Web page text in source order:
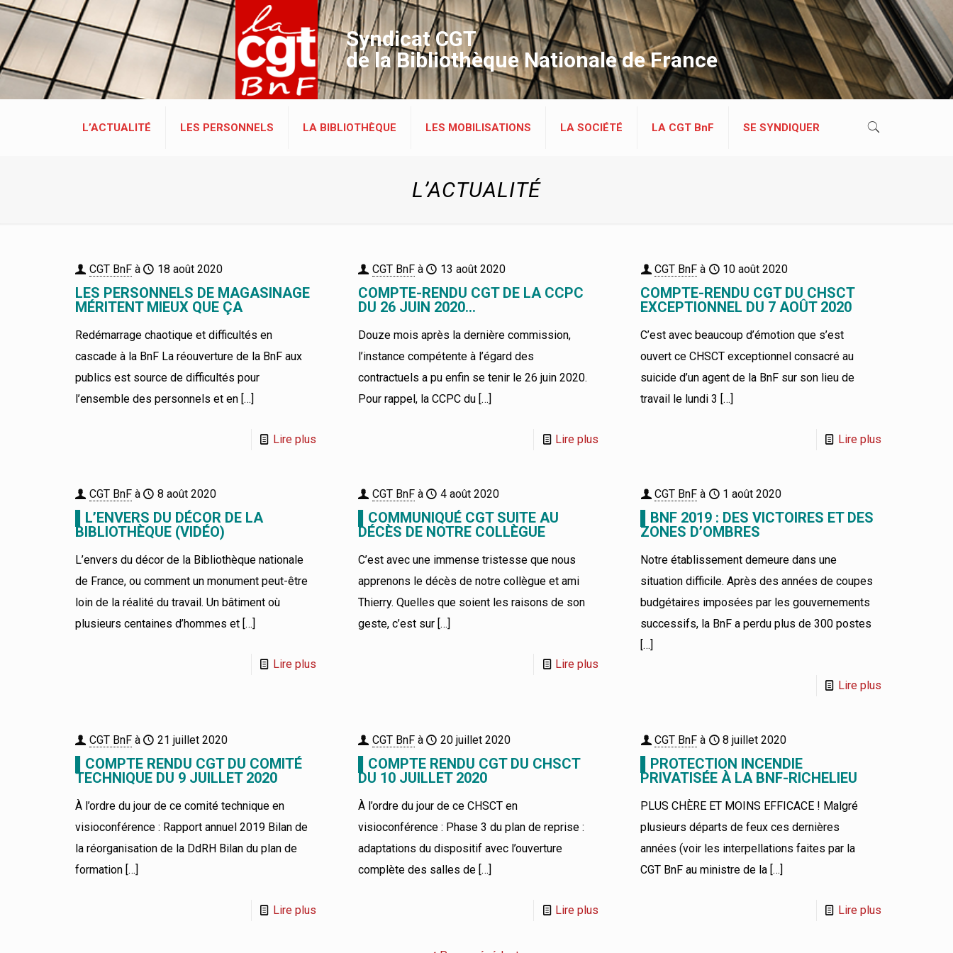
Syndicat CGT
de la Bibliothèque Nationale de France
L’ACTUALITÉ LES PERSONNELS LA BIBLIOTHÈQUE LES MOBILISATIONS LA SOCIÉTÉ LA CGT BnF SE SYNDIQUER
L’ACTUALITÉ
CGT BnF à 18 août 2020
LES PERSONNELS DE MAGASINAGE
MÉRITENT MIEUX QUE ÇA
Redémarrage chaotique et difficultés en
cascade à la BnF La réouverture de la BnF aux
publics est source de difficultés pour
l’ensemble des personnels et en[…]
Lire plus
CGT BnF à 13 août 2020
COMPTE-RENDU CGT DE LA CCPC
DU 26 JUIN 2020…
Douze mois après la dernière commission,
l’instance compétente à l’égard des
contractuels a pu enfin se tenir le 26 juin 2020.
Pour rappel, la CCPC du[…]
Lire plus
CGT BnF à 10 août 2020
COMPTE-RENDU CGT DU CHSCT
EXCEPTIONNEL DU 7 AOÛT 2020
C’est avec beaucoup d’émotion que s’est
ouvert ce CHSCT exceptionnel consacré au
suicide d’un agent de la BnF sur son lieu de
travail le lundi 3 […]
Lire plus
CGT BnF à 8 août 2020
▌L’ENVERS DU DÉCOR DE LA
BIBLIOTHÈQUE (VIDÉO)
L’envers du décor de la Bibliothèque nationale
de France, ou comment un monument peut-être
loin de la réalité du travail. Un bâtiment où
plusieurs centaines d’hommes et[…]
Lire plus
CGT BnF à 4 août 2020
▌COMMUNIQUÉ CGT SUITE AU
DÉCÈS DE NOTRE COLLÈGUE
C’est avec une immense tristesse que nous
apprenons le décès de notre collègue et ami
Thierry. Quelles que soient les raisons de son
geste, c’est sur[…]
Lire plus
CGT BnF à 1 août 2020
▌BNF 2019 : DES VICTOIRES ET DES
ZONES D’OMBRES
Notre établissement demeure dans une
situation difficile. Après des années de coupes
budgétaires imposées par les gouvernements
successifs, la BnF a perdu plus de 300 postes
[…]
Lire plus
CGT BnF à 21 juillet 2020
▌COMPTE RENDU CGT DU COMITÉ
TECHNIQUE DU 9 JUILLET 2020
À l’ordre du jour de ce comité technique en
visioconférence : Rapport annuel 2019 Bilan de
la réorganisation de la DdRH Bilan du plan de
formation[…]
Lire plus
CGT BnF à 20 juillet 2020
▌COMPTE RENDU CGT DU CHSCT
DU 10 JUILLET 2020
À l’ordre du jour de ce CHSCT en
visioconférence : Phase 3 du plan de reprise :
adaptations du dispositif avec l’ouverture
complète des salles de[…]
Lire plus
CGT BnF à 8 juillet 2020
▌PROTECTION INCENDIE
PRIVATISÉE À LA BNF-RICHELIEU
PLUS CHÈRE ET MOINS EFFICACE ! Malgré
plusieurs départs de feux ces dernières
années (voir les interpellations faites par la
CGT BnF au ministre de la […]
Lire plus